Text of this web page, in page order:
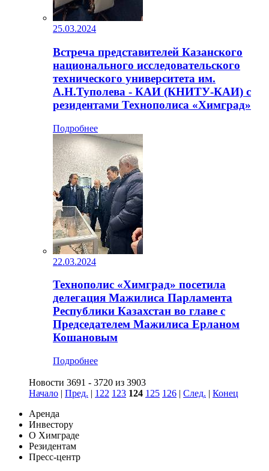
25.03.2024
Встреча представителей Казанского
национального исследовательского
технического университета им.
А.Н.Туполева - КАИ (КНИТУ-КАИ) с
резидентами Технополиса «Химград»
Подробнее
22.03.2024
Технополис «Химград» посетила
делегация Мажилиса Парламента
Республики Казахстан во главе с
Председателем Мажилиса Ерланом
Кошановым
Подробнее
Новости 3691 - 3720 из 3903
Начало | Пред. | 122 123 124 125 126 | След. | Конец
Аренда
Инвестору
О Химграде
Резидентам
Пресс-центр